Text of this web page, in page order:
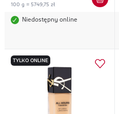
100 g = 5749,75 zł
Niedostępny online
TYLKO ONLINE